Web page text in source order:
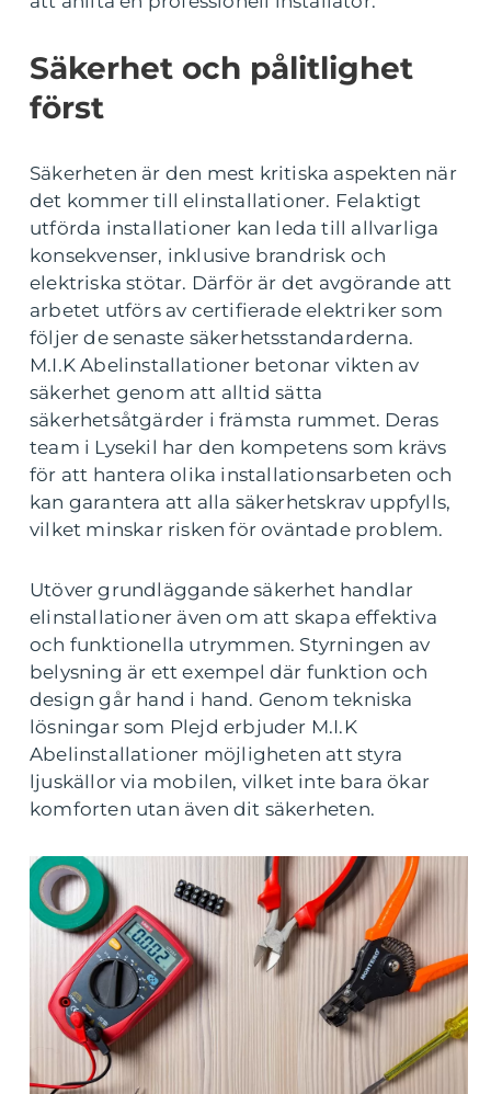
Säkerhet och pålitlighet
först
Säkerheten är den mest kritiska aspekten när
det kommer till elinstallationer. Felaktigt
utförda installationer kan leda till allvarliga
konsekvenser, inklusive brandrisk och
elektriska stötar. Därför är det avgörande att
arbetet utförs av certifierade elektriker som
följer de senaste säkerhetsstandarderna.
M.I.K Abelinstallationer betonar vikten av
säkerhet genom att alltid sätta
säkerhetsåtgärder i främsta rummet. Deras
team i Lysekil har den kompetens som krävs
för att hantera olika installationsarbeten och
kan garantera att alla säkerhetskrav uppfylls,
vilket minskar risken för oväntade problem.
Utöver grundläggande säkerhet handlar
elinstallationer även om att skapa effektiva
och funktionella utrymmen. Styrningen av
belysning är ett exempel där funktion och
design går hand i hand. Genom tekniska
lösningar som Plejd erbjuder M.I.K
Abelinstallationer möjligheten att styra
ljuskällor via mobilen, vilket inte bara ökar
komforten utan även dit säkerheten.